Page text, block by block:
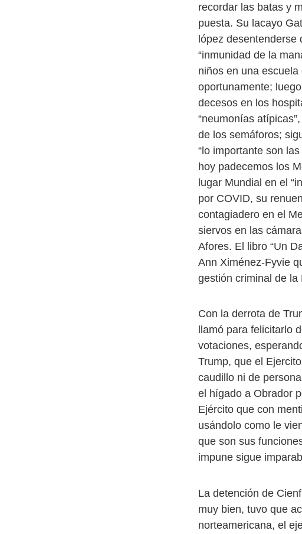
recordar las batas y
puesta. Su lacayo
lópez desentenderse
“inmunidad de la
niños en una
oportunamente;
decesos en los
“neumonías
de los semáforos;
“lo importante son
hoy padecemos los
lugar Mundial en el
por COVID, su
contagiadero en el
siervos en las
Afores. El libro “Un
Ann Ximénez-Fyvie
gestión criminal de la
Con la derrota de
llamó para felicitarlo
votaciones,
Trump, que el
caudillo ni de
el hígado a Obrador
Ejército que con
usándolo como le
que son sus
impune sigue
La detención de
muy bien, tuvo que
norteamericana, el